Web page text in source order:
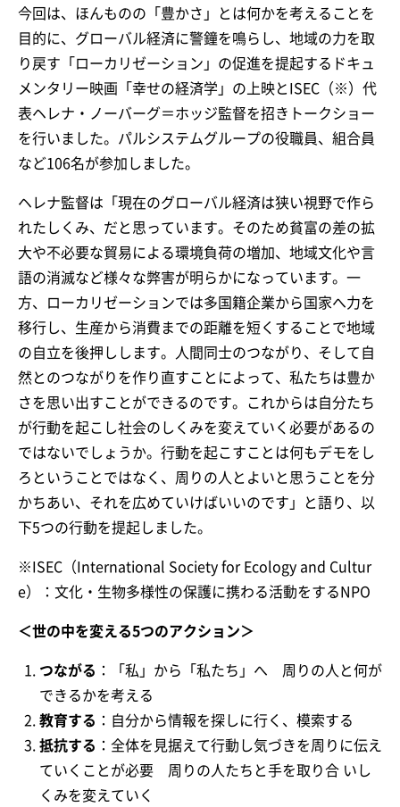
今回は、ほんものの「豊かさ」とは何かを考えることを
目的に、グローバル経済に警鐘を鳴らし、地域の力を取
り戻す「ローカリゼーション」の促進を提起するドキュ
メンタリー映画「幸せの経済学」の上映とISEC（※）代
表ヘレナ・ノーバーグ＝ホッジ監督を招きトークショー
を行いました。パルシステムグループの役職員、組合員
など106名が参加しました。
ヘレナ監督は「現在のグローバル経済は狭い視野で作ら
れたしくみ、だと思っています。そのため貧富の差の拡
大や不必要な貿易による環境負荷の増加、地域文化や言
語の消滅など様々な弊害が明らかになっています。一
方、ローカリゼーションでは多国籍企業から国家へ力を
移行し、生産から消費までの距離を短くすることで地域
の自立を後押しします。人間同士のつながり、そして自
然とのつながりを作り直すことによって、私たちは豊か
さを思い出すことができるのです。これからは自分たち
が行動を起こし社会のしくみを変えていく必要があるの
ではないでしょうか。行動を起こすことは何もデモをし
ろということではなく、周りの人とよいと思うことを分
かちあい、それを広めていけばいいのです」と語り、以
下5つの行動を提起しました。
※ISEC（International Society for Ecology and Cultur
e）：文化・生物多様性の保護に携わる活動をするNPO
＜世の中を変える5つのアクション＞
つながる ：「私」から「私たち」へ 周りの人と何が
できるかを考える
教育する ：自分から情報を探しに行く、模索する
抵抗する ：全体を見据えて行動し気づきを周りに伝え
ていくことが必要 周りの人たちと手を取り合 いし
くみを変えていく